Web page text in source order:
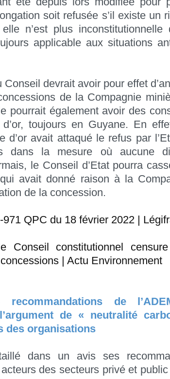
soit refusée s’il existe un
elle n’est plus
applicable aux situations
devrait avoir pour effet
de la Compagnie
pourrait également avoir des
toujours en Guyane. En
d’or avait attaqué le refus par
dans la mesure où aucune
le Conseil d’Etat pourra
qui avait donné raison à la
de la concession.
971 QPC du 18 février 2022 |
Conseil constitutionnel
| Actu Environnement
recommandations de
de « neutralité
des organisations
dans un avis ses
des secteurs privé et